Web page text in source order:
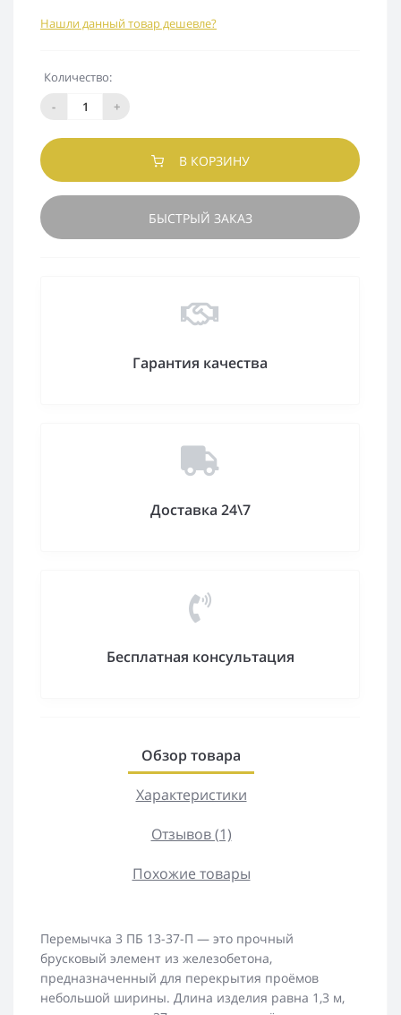
Нашли данный товар дешевле?
Количество:
-
+
В КОРЗИНУ
БЫСТРЫЙ ЗАКАЗ
Гарантия качества
Доставка 24\7
Бесплатная консультация
Обзор товара
Характеристики
Отзывов (1)
Похожие товары
Перемычка 3 ПБ 13-37-П — это прочный
брусковый элемент из железобетона,
предназначенный для перекрытия проёмов
небольшой ширины. Длина изделия равна 1,3 м,